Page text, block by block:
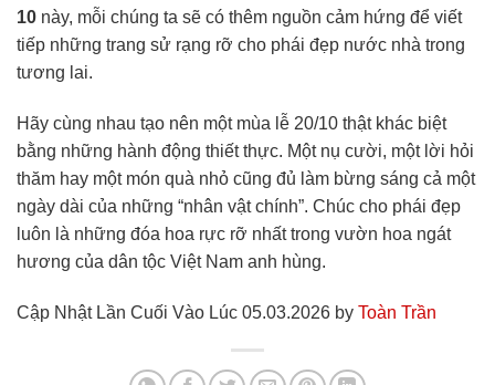
10 này, mỗi chúng ta sẽ có thêm nguồn cảm hứng để viết
tiếp những trang sử rạng rỡ cho phái đẹp nước nhà trong
tương lai.
Hãy cùng nhau tạo nên một mùa lễ 20/10 thật khác biệt
bằng những hành động thiết thực. Một nụ cười, một lời hỏi
thăm hay một món quà nhỏ cũng đủ làm bừng sáng cả một
ngày dài của những “nhân vật chính”. Chúc cho phái đẹp
luôn là những đóa hoa rực rỡ nhất trong vườn hoa ngát
hương của dân tộc Việt Nam anh hùng.
Cập Nhật Lần Cuối Vào Lúc 05.03.2026 by Toàn Trần